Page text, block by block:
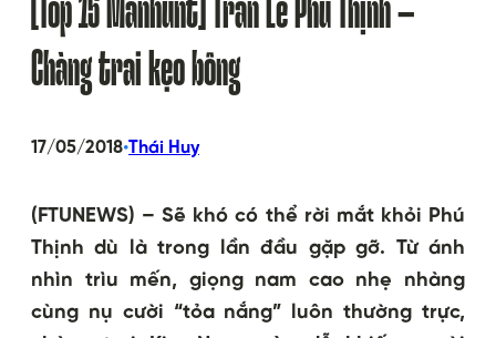
Chàng trai kẹo bông
17/05/2018•Thái Huy
(FTUNEWS) – Sẽ khó có thể rời mắt khỏi Phú
Thịnh dù là trong lần đầu gặp gỡ. Từ ánh
nhìn trìu mến, giọng nam cao nhẹ nhàng
cùng nụ cười “tỏa nắng” luôn thường trực,